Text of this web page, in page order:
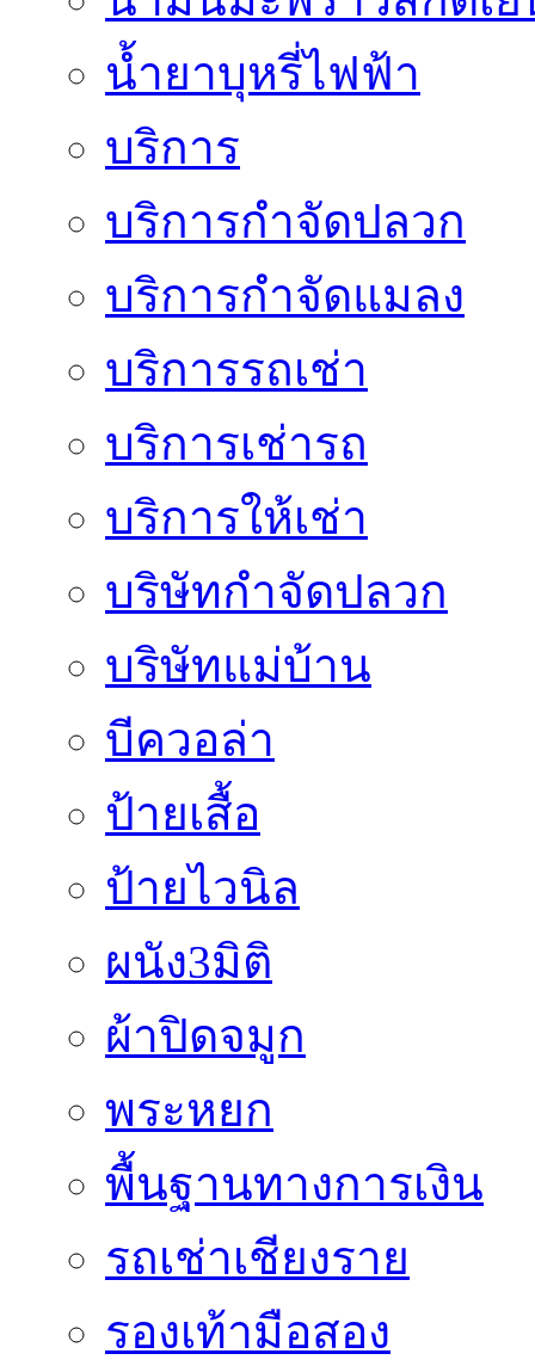
น้ำยาบุหรี่ไฟฟ้า
บริการ
บริการกำจัดปลวก
บริการกำจัดแมลง
บริการรถเช่า
บริการเช่ารถ
บริการให้เช่า
บริษัทกำจัดปลวก
บริษัทแม่บ้าน
บีควอล่า
ป้ายเสื้อ
ป้ายไวนิล
ผนัง3มิติ
ผ้าปิดจมูก
พระหยก
พื้นฐานทางการเงิน
รถเช่าเชียงราย
รองเท้ามือสอง